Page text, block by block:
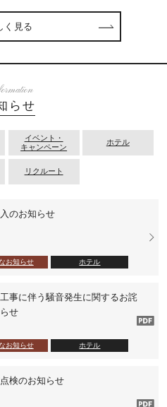
く見る
らせ
イベント・
キャンペーン
ホテル
リクルート
のお知らせ
お知らせ ホテル
事に伴う騒音発生に関するお詫
せ
お知らせ ホテル
検のお知らせ